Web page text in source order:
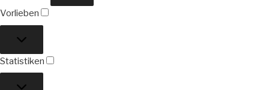
Vorlieben
Statistiken